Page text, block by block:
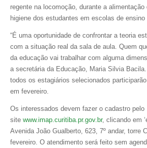
regente na locomoção, durante a
higiene dos estudantes em escolas de ensino
“É uma oportunidade de confrontar a teoria
com a situação real da sala de aula. Quem
da educação vai trabalhar com alguma
a secretária da Educação, Maria Silvia
todos os estagiários selecionados
em fevereiro.
Os interessados devem fazer o cadastro pelo
site www.imap.curitiba.pr.gov.br, clicando em
Avenida João Gualberto, 623, 7º andar, torre
fevereiro. O atendimento será feito sem